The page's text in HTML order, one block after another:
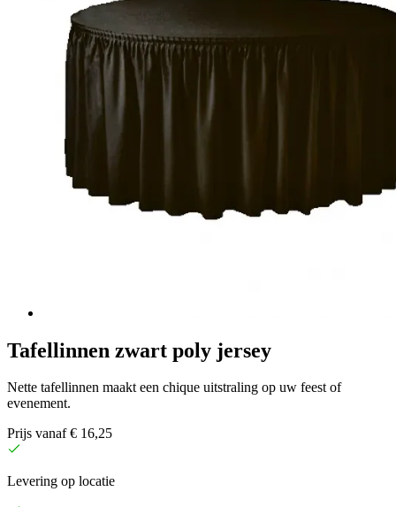
Tafellinnen zwart poly jersey
Nette tafellinnen maakt een chique uitstraling op uw feest of
evenement.
Prijs vanaf € 16,25
Levering op locatie